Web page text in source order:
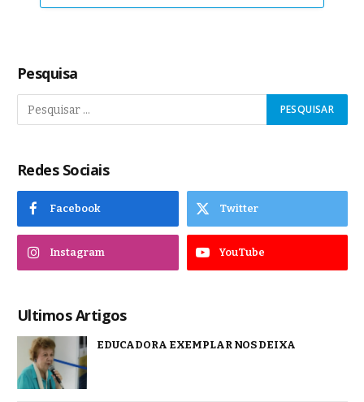
Pesquisa
Redes Sociais
Facebook Twitter
Instagram YouTube
Ultimos Artigos
EDUCADORA EXEMPLAR NOS DEIXA